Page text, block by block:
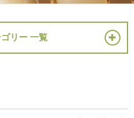
リー 一覧